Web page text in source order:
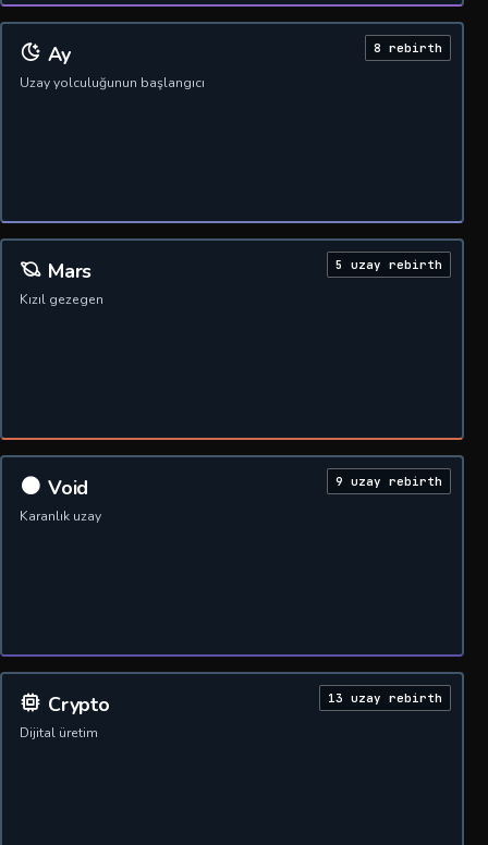
8 rebirth
Ay
Uzay yolculuğunun başlangıcı
5 uzay rebirth
Mars
Kızıl gezegen
9 uzay rebirth
Void
Karanlık uzay
13 uzay rebirth
Crypto
Dijital üretim